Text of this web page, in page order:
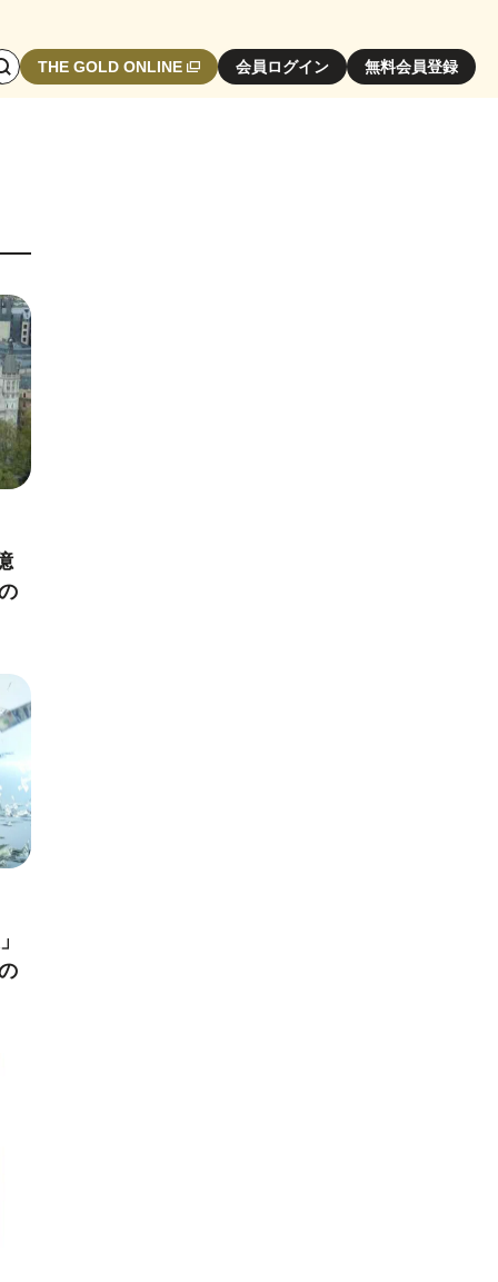
検 THE GOLD ONLINE 会員ログイン 無料会員登録